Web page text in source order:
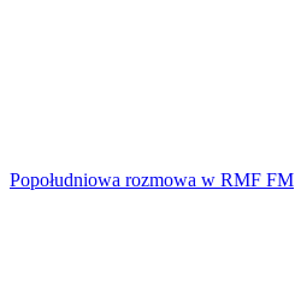
Popołudniowa rozmowa w RMF FM